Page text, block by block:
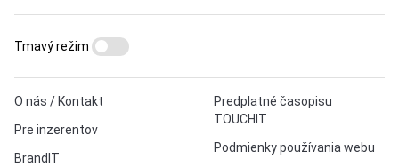
O nás / Kontakt
Pre inzerentov
BrandIT
Predplatné časopisu
TOUCHIT
Podmienky používania webu
Tmavý režim